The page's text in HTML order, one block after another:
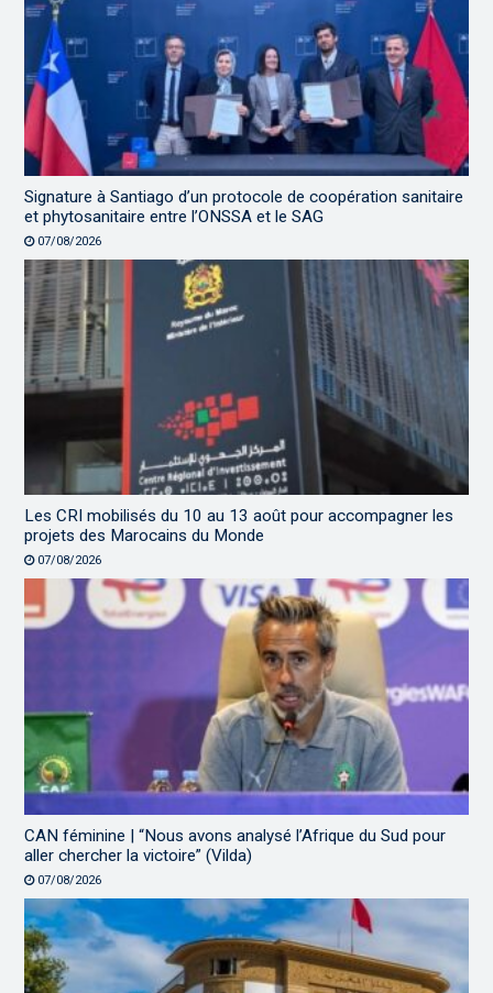
Signature à Santiago d’un protocole de coopération sanitaire
et phytosanitaire entre l’ONSSA et le SAG
07/08/2026
Les CRI mobilisés du 10 au 13 août pour accompagner les
projets des Marocains du Monde
07/08/2026
CAN féminine | “Nous avons analysé l’Afrique du Sud pour
aller chercher la victoire” (Vilda)
07/08/2026